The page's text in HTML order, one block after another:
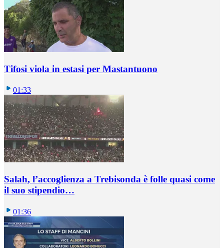
Tifosi viola in estasi per Mastantuono
01:33
Salah, l’accoglienza a Trebisonda è folle quasi come
il suo stipendio…
01:36